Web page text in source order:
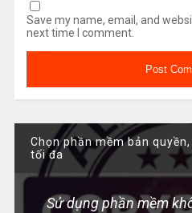
Save my name, email, and
next time I comment.
Chọn phần mềm bản
tối đa
Sử dụng phần mềm